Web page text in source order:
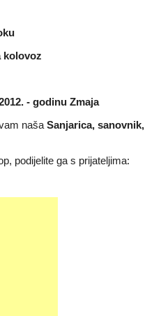
kolovoz
- godinu Zmaja
naša Sanjarica, sanovnik,
podijelite ga s prijateljima: